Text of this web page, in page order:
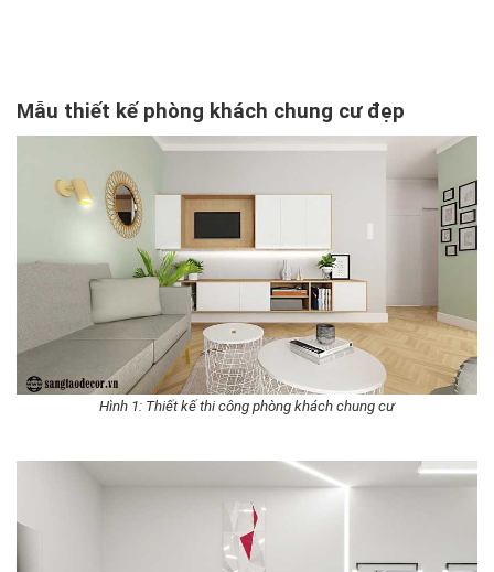
Mẫu thiết kế phòng khách chung cư đẹp
Hình 1: Thiết kế thi công phòng khách chung cư